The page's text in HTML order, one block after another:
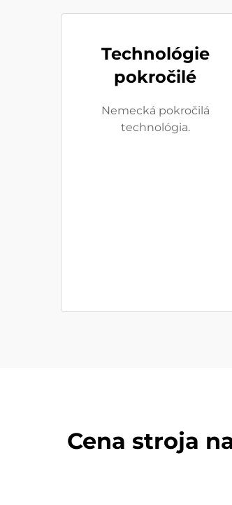
Technológie
pokročilé
Nemecká pokročilá
technológia.
Cena stroja